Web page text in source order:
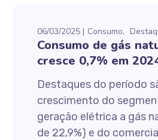
06/03/2025 Consumo
Consumo de gás
cresce 0,7% em
Destaques do período
crescimento do
geração elétrica a gás
de 22,9%) e do